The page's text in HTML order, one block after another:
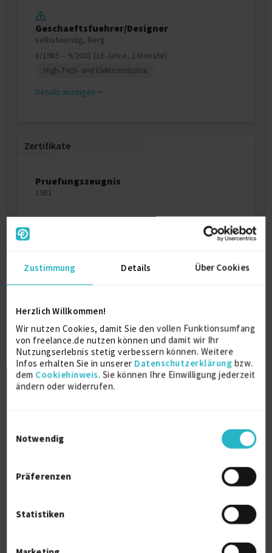
Zustimmung Details Über Cookies
Herzlich Willkommen!
Wir nutzen Cookies, damit Sie den vollen Funktionsumfang
von freelance.de nutzen können und damit wir Ihr
Nutzungserlebnis stetig verbessern können. Weitere
Infos erhalten Sie in unserer Datenschutzerklärung bzw.
dem Cookiehinweis. Sie können Ihre Einwilligung jederzeit
ändern oder widerrufen.
Notwendig
Präferenzen
Statistiken
Geschaeftsfuehrer/Designer
selbstaendig, Berg
8/1985 – 9/2001 (16 Jahre, 2 Monate)
High-Tech- und Elektroindustrie
Details anzeigen
Zertifikate
Pruefungszeugnis
1981
1981
Über mich
Persönliche Daten
Sprache
Deutsch (Muttersprache)
Reisebereitschaft
Arbeitserlaubnis